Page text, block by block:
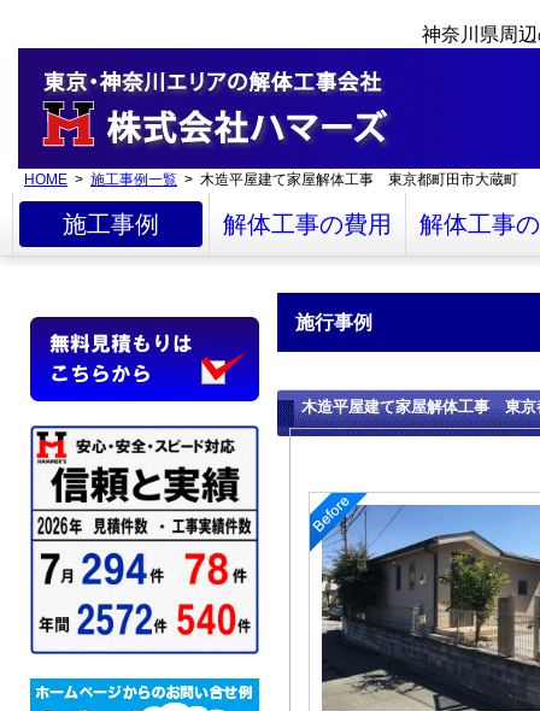
神奈川県周
HOME > 施工事例一覧 > 木造平屋建て家屋解体工事 東京都町田市大蔵町
施工事例 解体工事の費用 解体工事
施行事例
木造平屋建て家屋解体工事 東京